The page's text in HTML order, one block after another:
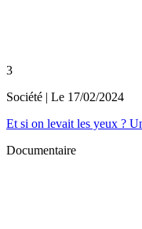
3
Société | Le 17/02/2024
Et si on levait les yeux ?
Documentaire